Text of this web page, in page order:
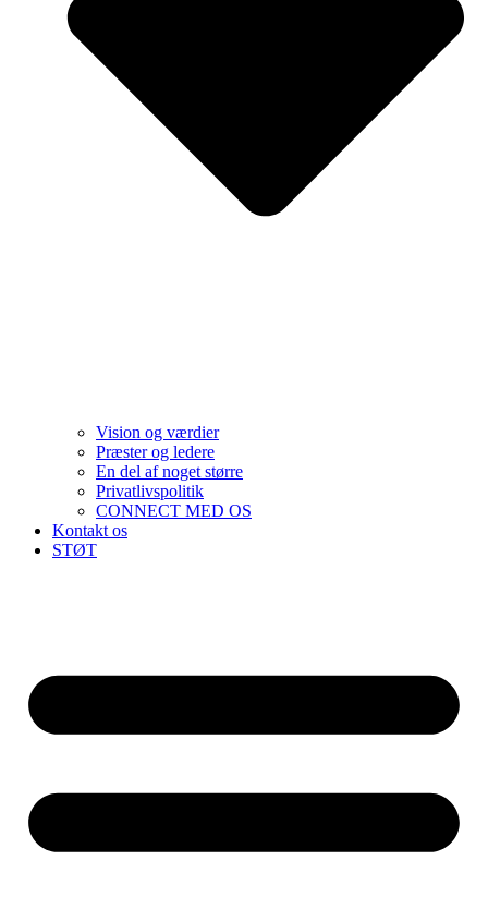
Vision og værdier
Præster og ledere
En del af noget større
Privatlivspolitik
CONNECT MED OS
Kontakt os
STØT